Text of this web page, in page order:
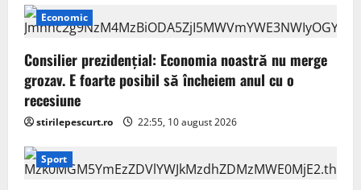
Economic
Consilier prezidenţial: Economia noastră nu merge
grozav. E foarte posibil să încheiem anul cu o
recesiune
stirilepescurt.ro 22:55, 10 august 2026
Sport